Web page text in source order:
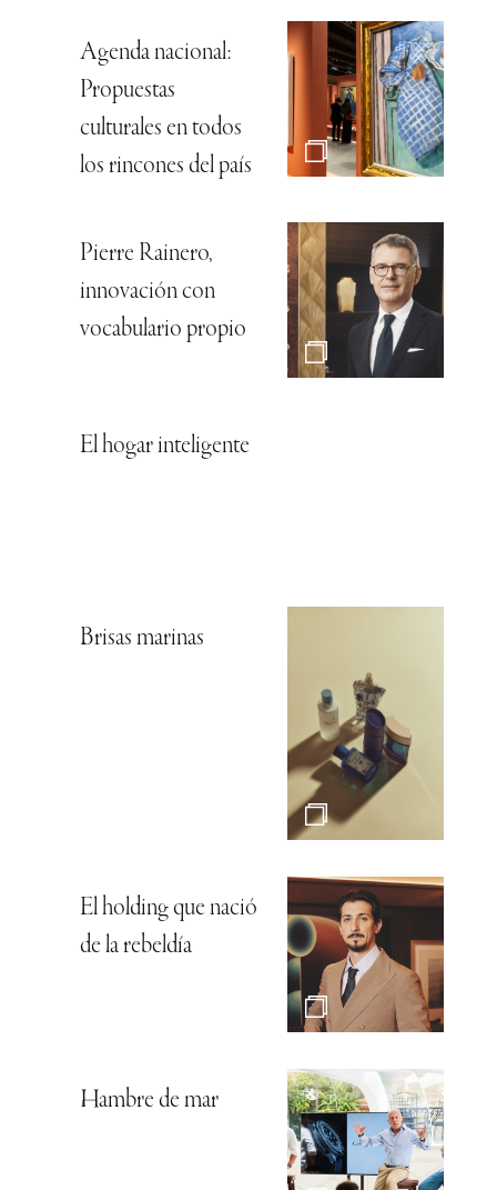
Agenda nacional:
Propuestas
culturales en todos
los rincones del país
Pierre Rainero,
innovación con
vocabulario propio
El hogar inteligente
Brisas marinas
El holding que nació
de la rebeldía
Hambre de mar